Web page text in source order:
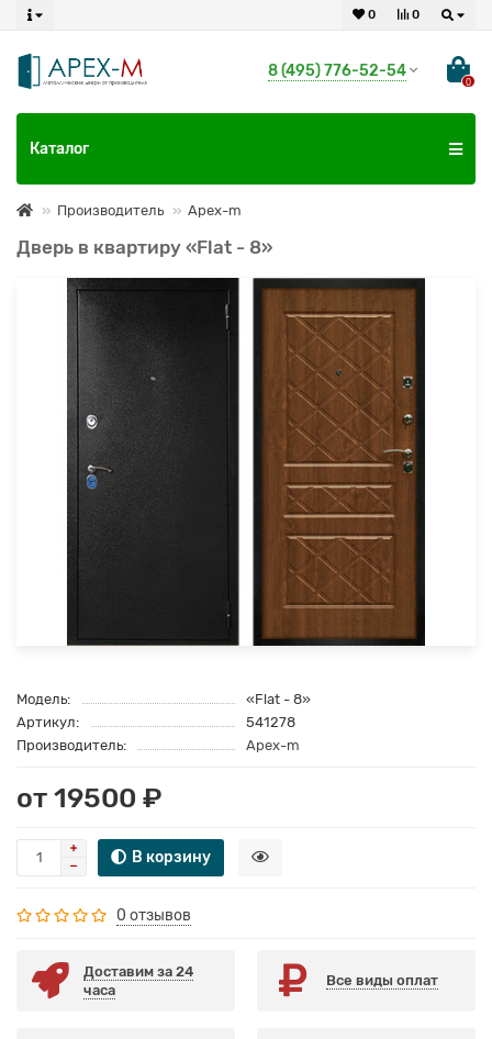
0
0
8 (495) 776-52-54
0
Каталог
Производитель Apex-m
Дверь в квартиру «Flat - 8»
Модель:
«Flat - 8»
Артикул:
541278
Производитель:
Apex-m
от 19500 ₽
В корзину
0 отзывов
Доставим за 24
часа
Все виды оплат